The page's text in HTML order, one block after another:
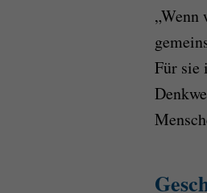
„Wenn
Für sie